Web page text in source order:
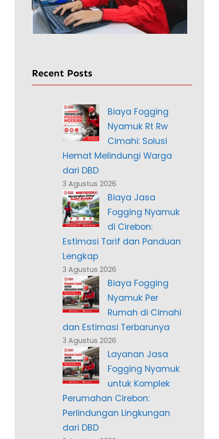
Recent Posts
Biaya Fogging
Nyamuk Rt Rw
Cimahi: Solusi
Hemat Melindungi Warga
dari DBD
3 Agustus 2026
Biaya Jasa
Fogging Nyamuk
di Cirebon:
Estimasi Tarif dan Panduan
Lengkap
3 Agustus 2026
Biaya Fogging
Nyamuk Per
Rumah di Cimahi
dan Estimasi Terbarunya
3 Agustus 2026
Layanan Jasa
Fogging Nyamuk
untuk Komplek
Perumahan Cirebon:
Perlindungan Lingkungan
dari DBD